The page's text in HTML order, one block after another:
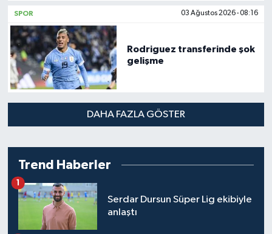
CHP Meclis Grubu olarak toplu istifa
SPOR 03 Ağustos 2026 - 08:16
Rodriguez transferinde şok
gelişme
DAHA FAZLA GÖSTER
Trend Haberler
Serdar Dursun Süper Lig ekibiyle
anlaştı
1